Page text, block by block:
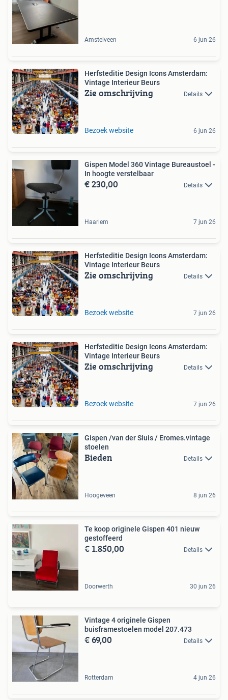
Amstelveen 6 jun 26
Herfsteditie Design Icons Amsterdam:
Vintage Interieur Beurs
Zie omschrijving Details
Bezoek website 6 jun 26
Gispen Model 360 Vintage Bureaustoel -
In hoogte verstelbaar
€ 230,00 Details
Haarlem 7 jun 26
Herfsteditie Design Icons Amsterdam:
Vintage Interieur Beurs
Zie omschrijving Details
Bezoek website 7 jun 26
Herfsteditie Design Icons Amsterdam:
Vintage Interieur Beurs
Zie omschrijving Details
Bezoek website 7 jun 26
Gispen /van der Sluis / Eromes.vintage
stoelen
Bieden Details
Hoogeveen 8 jun 26
Te koop originele Gispen 401 nieuw
gestoffeerd
€ 1.850,00 Details
Doorwerth 30 jun 26
Vintage 4 originele Gispen
buisframestoelen model 207.473
€ 69,00 Details
Rotterdam 4 jun 26